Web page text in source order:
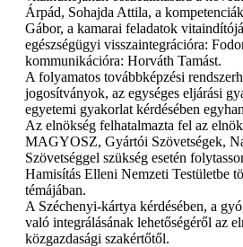
Árpád, Sohajda Attila, a
Gábor, a kamarai feladatok
egészségügyi visszaintegrációra:
kommunikációra: Horváth Tamást.
A folyamatos továbbképzési
jogosítványok, az egységes eljárási
egyetemi gyakorlat kérdésében
Az elnökség felhatalmazta fel az
MAGYOSZ, Gyártói Szövetségek,
Szövetséggel szükség esetén
Hamisítás Elleni Nemzeti Testületbe
témájában.
A Széchenyi-kártya kérdésében, a
való integrálásának lehetőségéről az
közgazdasági szakértőtől.